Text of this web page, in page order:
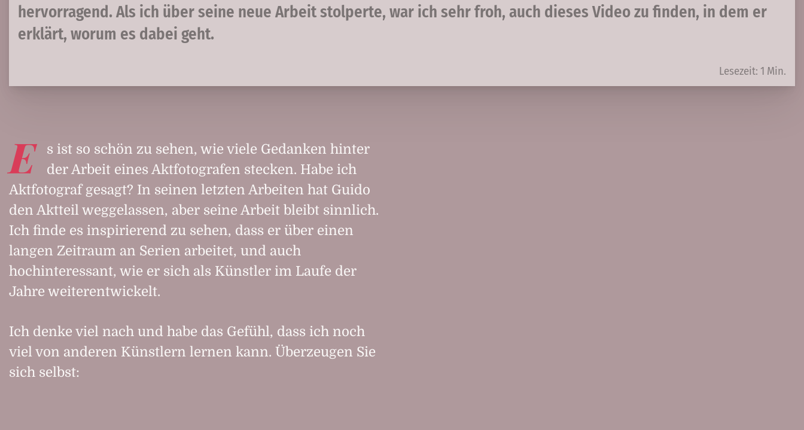
hervorragend. Als ich über seine neue Arbeit stolperte, war ich sehr froh, auch dieses Video zu finden, in dem er
erklärt, worum es dabei geht.
Lesezeit: 1 Min.
E
s ist so schön zu sehen, wie viele Gedanken hinter
der Arbeit eines Aktfotografen stecken. Habe ich
Aktfotograf gesagt? In seinen letzten Arbeiten hat Guido
den Aktteil weggelassen, aber seine Arbeit bleibt sinnlich.
Ich finde es inspirierend zu sehen, dass er über einen
langen Zeitraum an Serien arbeitet, und auch
hochinteressant, wie er sich als Künstler im Laufe der
Jahre weiterentwickelt.
Ich denke viel nach und habe das Gefühl, dass ich noch
viel von anderen Künstlern lernen kann. Überzeugen Sie
sich selbst: